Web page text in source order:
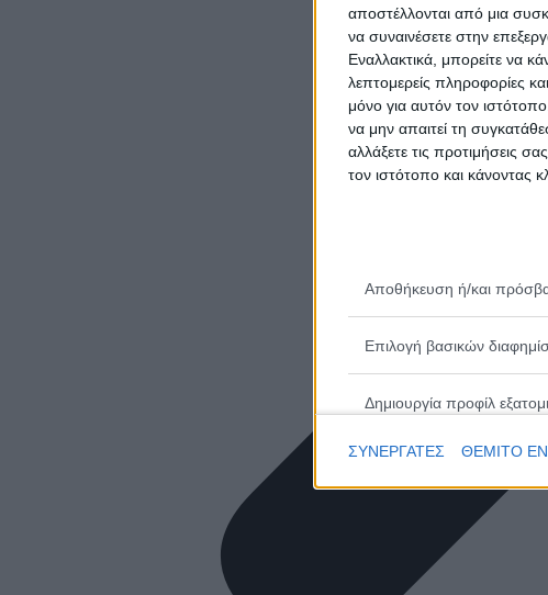
αποστέλλονται από μια
να συναινέσετε στην
Εναλλακτικά, μπορείτε να
λεπτομερείς πληροφορίες
μόνο για αυτόν τον
να μην απαιτεί τη
αλλάξετε τις προτιμήσεις
τον ιστότοπο και κάνοντας
Αποθήκευση ή/και
Επιλογή βασικών
Δημιουργία προφίλ
Επιλογή
Δημιουργία προφίλ
Επιλογή
ΣΥΝΕΡΓΑΤΕΣ ΘΕΜΙΤΟ